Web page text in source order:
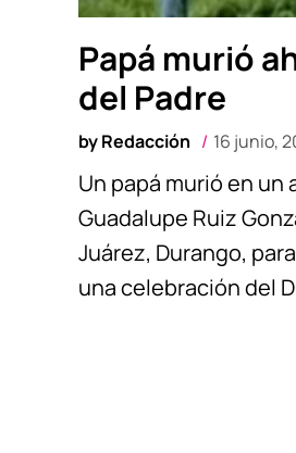
Papá murió
del Padre
byRedacción 16 junio,
Un papá murió en un
Guadalupe Ruiz
Juárez, Durango,
una celebración del